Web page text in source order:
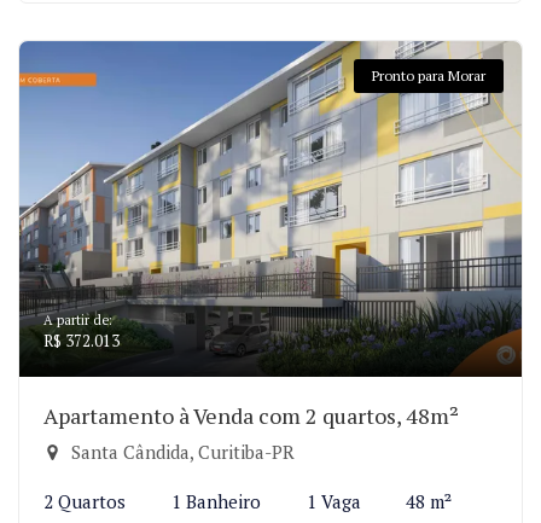
Pronto para Morar
A partir de:
R$ 372.013
Apartamento à Venda com 2 quartos, 48m²
Santa Cândida, Curitiba-PR
2 Quartos 1 Banheiro 1 Vaga 48 m²